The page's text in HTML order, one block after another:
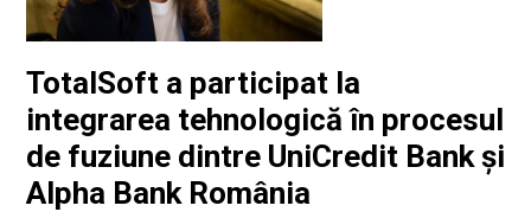
TotalSoft a participat la
integrarea tehnologică în procesul
de fuziune dintre UniCredit Bank și
Alpha Bank România